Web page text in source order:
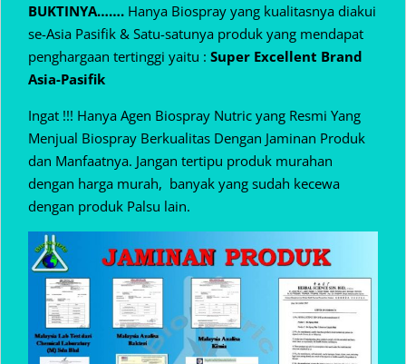
BUKTINYA……. Hanya Biospray yang kualitasnya diakui
se-Asia Pasifik & Satu-satunya produk yang mendapat
penghargaan tertinggi yaitu : Super Excellent Brand
Asia-Pasifik
Ingat !!! Hanya Agen Biospray Nutric yang Resmi Yang
Menjual Biospray Berkualitas Dengan Jaminan Produk
dan Manfaatnya. Jangan tertipu produk murahan
dengan harga murah, banyak yang sudah kecewa
dengan produk Palsu lain.